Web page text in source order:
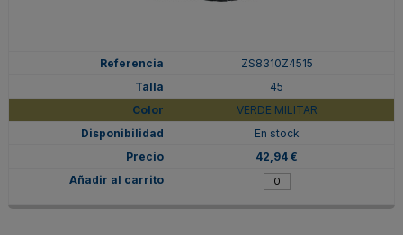
ZS8310Z4515
45
VERDE MILITAR
En stock
42,94 €